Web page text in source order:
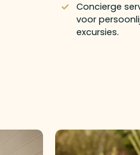
Concierge
voor
excursies.